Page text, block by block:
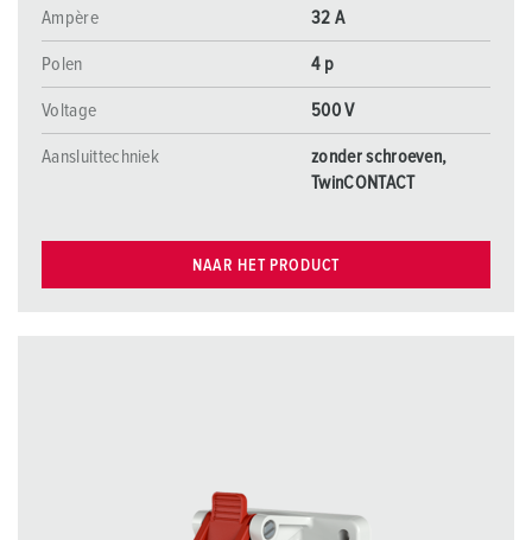
Ampère 32 A
Polen 4 p
Voltage 500 V
Aansluittechniek
zonder schroeven,
TwinCONTACT
NAAR HET PRODUCT